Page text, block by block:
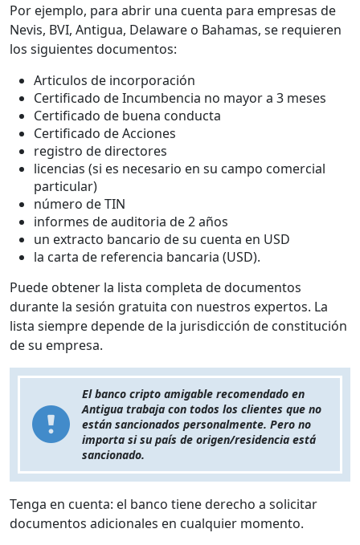
Por ejemplo, para abrir una cuenta para empresas de
Nevis, BVI, Antigua, Delaware o Bahamas, se requieren
los siguientes documentos:
Articulos de incorporación
Certificado de Incumbencia no mayor a 3 meses
Certificado de buena conducta
Certificado de Acciones
registro de directores
licencias (si es necesario en su campo comercial
particular)
número de TIN
informes de auditoria de 2 años
un extracto bancario de su cuenta en USD
la carta de referencia bancaria (USD).
Puede obtener la lista completa de documentos
durante la sesión gratuita con nuestros expertos. La
lista siempre depende de la jurisdicción de constitución
de su empresa.
El banco cripto amigable recomendado en
Antigua trabaja con todos los clientes que no
están sancionados personalmente. Pero no
importa si su país de origen/residencia está
sancionado.
Tenga en cuenta: el banco tiene derecho a solicitar
documentos adicionales en cualquier momento.